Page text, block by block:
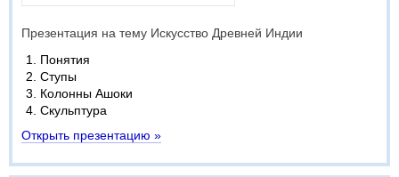
Презентация на тему Искусство Древней Индии
Понятия
Ступы
Колонны Ашоки
Скульптура
Открыть презентацию »